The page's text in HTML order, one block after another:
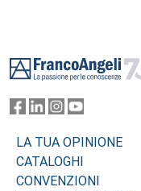
LA TUA OPINIONE
CATALOGHI
CONVENZIONI